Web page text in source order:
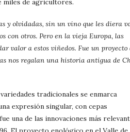
miles de agricultores.
y olvidadas, sin un vino que les diera
con otros. Pero en la vieja Europa, las
valor a estos viñedos. Fue un proyecto
nos regalan una historia antigua de
tradicionales se enmarca
expresión singular, con cepas
una de las innovaciones más